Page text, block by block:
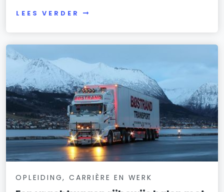
LEES VERDER
OPLEIDING, CARRIÈRE EN WERK